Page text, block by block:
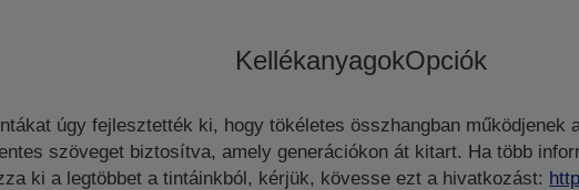
KellékanyagokOpciók
úgy fejlesztették ki, hogy tökéletes összhangban működjenek
szöveget biztosítva, amely generációkon át kitart. Ha több
ki a legtöbbet a tintáinkból, kérjük, kövesse ezt a hivatkozást: